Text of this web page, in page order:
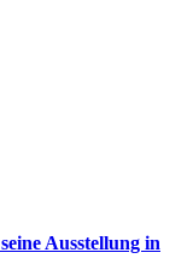
Ausstellung in